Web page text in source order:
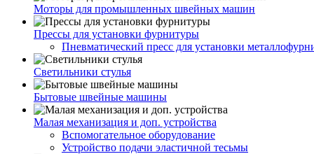
Моторы для промышленных швейных машин
Прессы для установки фурнитуры
Пневматический пресс для установки
Светильники стулья
Бытовые швейные машины
Малая механизация и доп. устройства
Вспомогательное оборудование
Устройство подачи эластичной тесьмы